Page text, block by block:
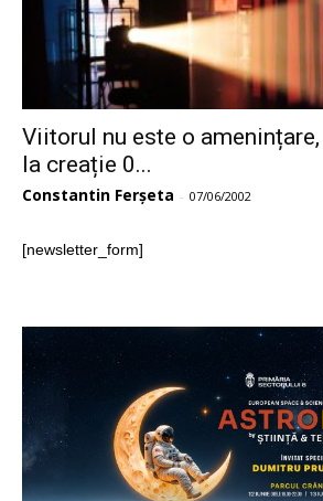
Viitorul nu este o
la creație 0...
Constantin Ferșeta - 07/06/2002
[newsletter_form]